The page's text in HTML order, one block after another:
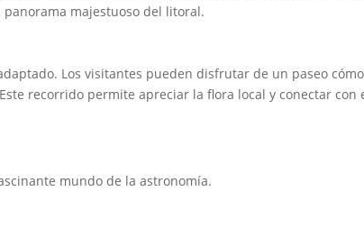
majestuoso del litoral.
Los visitantes pueden disfrutar de un paseo
recorrido permite apreciar la flora local y conectar con
mundo de la astronomía.